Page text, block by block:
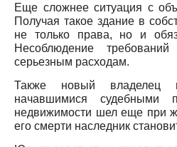
Еще сложнее ситуация с
Получая такое здание в
не только права, но и
Несоблюдение
серьезным расходам.
Также новый владелец
начавшимися судебными
недвижимости шел еще при
его смерти наследник